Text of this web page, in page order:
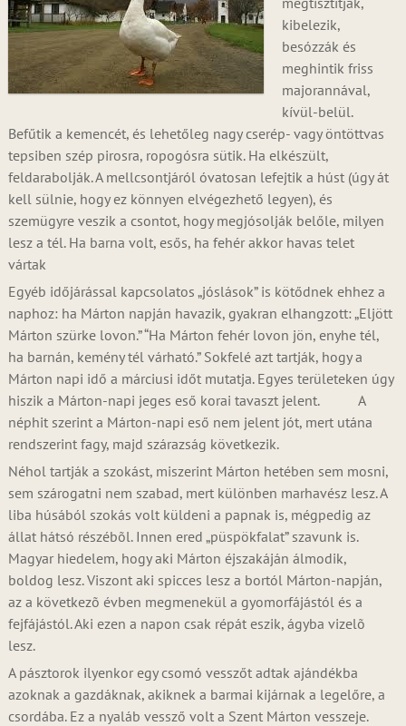
kibelezik,
besózzák és
meghintik friss
majorannával,
kívül-belül.
Befűtik a kemencét, és lehetőleg nagy cserép- vagy öntöttvas
tepsiben szép pirosra, ropogósra sütik. Ha elkészült,
feldarabolják. A mellcsontjáról óvatosan lefejtik a húst (úgy át
kell sülnie, hogy ez könnyen elvégezhető legyen), és
szemügyre veszik a csontot, hogy megjósolják belőle, milyen
lesz a tél. Ha barna volt, esős, ha fehér akkor havas telet
vártak
Egyéb időjárással kapcsolatos „jóslások” is kötődnek ehhez a
naphoz: ha Márton napján havazik, gyakran elhangzott: „Eljött
Márton szürke lovon.” “Ha Márton fehér lovon jön, enyhe tél,
ha barnán, kemény tél várható.” Sokfelé azt tartják, hogy a
Márton napi idő a márciusi időt mutatja. Egyes területeken úgy
hiszik a Márton-napi jeges eső korai tavaszt jelent. A
néphit szerint a Márton-napi eső nem jelent jót, mert utána
rendszerint fagy, majd szárazság következik.
Néhol tartják a szokást, miszerint Márton hetében sem mosni,
sem szárogatni nem szabad, mert különben marhavész lesz. A
liba húsából szokás volt küldeni a papnak is, mégpedig az
állat hátsó részébõl. Innen ered „püspökfalat” szavunk is.
Magyar hiedelem, hogy aki Márton éjszakáján álmodik,
boldog lesz. Viszont aki spicces lesz a bortól Márton-napján,
az a következõ évben megmenekül a gyomorfájástól és a
fejfájástól. Aki ezen a napon csak répát eszik, ágyba vizelõ
lesz.
A pásztorok ilyenkor egy csomó vesszőt adtak ajándékba
azoknak a gazdáknak, akiknek a barmai kijárnak a legelőre, a
csordába. Ez a nyaláb vessző volt a Szent Márton vesszeje.